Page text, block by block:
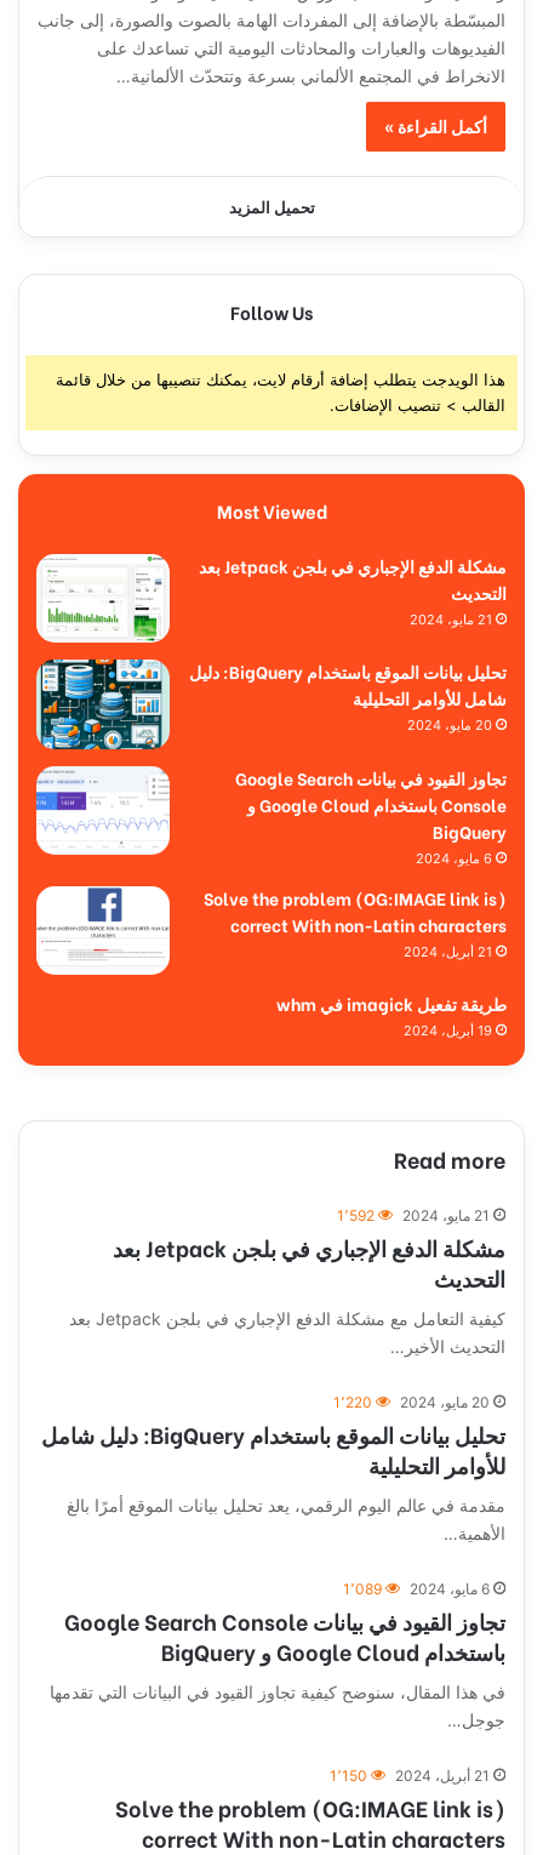
المبسّطة بالإضافة إلى المفردات الهامة بالصوت والصورة، إلى جانب
الفيديوهات والعبارات والمحادثات اليومية التي تساعدك على
الانخراط في المجتمع الألماني بسرعة وتتحدّث الألمانية…
أكمل القراءة »
تحميل المزيد
Follow Us
هذا الويدجت يتطلب إضافة أرقام لايت، يمكنك تنصيبها من خلال قائمة
القالب > تنصيب الإضافات.
Most Viewed
مشكلة الدفع الإجباري في بلجن Jetpack بعد
التحديث
21 مايو، 2024
تحليل بيانات الموقع باستخدام BigQuery: دليل
شامل للأوامر التحليلية
20 مايو، 2024
تجاوز القيود في بيانات Google Search
Console باستخدام Google Cloud و
BigQuery
6 مايو، 2024
(Solve the problem (OG:IMAGE link is
correct With non-Latin characters
21 أبريل، 2024
طريقة تفعيل imagick في whm
19 أبريل، 2024
Read more
21 مايو، 2024 1٬592
مشكلة الدفع الإجباري في بلجن Jetpack بعد
التحديث
كيفية التعامل مع مشكلة الدفع الإجباري في بلجن Jetpack بعد
التحديث الأخير…
20 مايو، 2024 1٬220
تحليل بيانات الموقع باستخدام BigQuery: دليل شامل
للأوامر التحليلية
مقدمة في عالم اليوم الرقمي، يعد تحليل بيانات الموقع أمرًا بالغ
الأهمية…
6 مايو، 2024 1٬089
تجاوز القيود في بيانات Google Search Console
باستخدام Google Cloud و BigQuery
في هذا المقال، سنوضح كيفية تجاوز القيود في البيانات التي تقدمها
جوجل…
21 أبريل، 2024 1٬150
(Solve the problem (OG:IMAGE link is
correct With non-Latin characters